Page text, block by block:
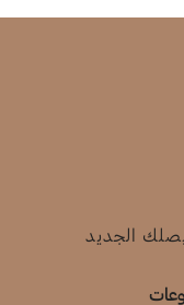
الجديد